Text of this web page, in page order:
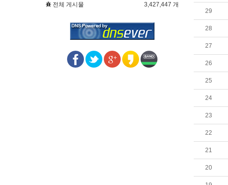
29
28
27
26
25
24
23
22
21
20
전체 게시물
3,427,447 개